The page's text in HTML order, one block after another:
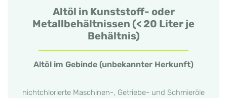
Altöl in Kunststoff- oder
Metallbehältnissen (< 20 Liter je
Behältnis)
Altöl im Gebinde (unbekannter Herkunft)
nichtchlorierte Maschinen-, Getriebe- und Schmieröle